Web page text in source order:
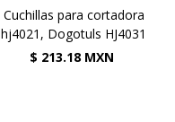
Cuchillas para cortadora
hj4021, Dogotuls HJ4031
$ 213.18 MXN